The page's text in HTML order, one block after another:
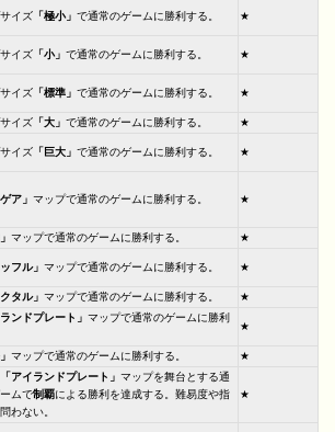
イズ 「極小」 で通常のゲームに勝利する。 ★
イズ 「小」 で通常のゲームに勝利する。 ★
イズ 「標準」 で通常のゲームに勝利する。 ★
イズ 「大」 で通常のゲームに勝利する。 ★
イズ 「巨大」 で通常のゲームに勝利する。 ★
ア」 マップで通常のゲームに勝利する。 ★
マップで通常のゲームに勝利する。 ★
フル」 マップで通常のゲームに勝利する。 ★
タル」 マップで通常のゲームに勝利する。 ★
ランドプレート」 マップで通常のゲームに勝利
★
マップで通常のゲームに勝利する。 ★
「アイランドプレート」 マップを舞台とする通
ムで制覇による勝利を達成する。難易度や指
わない。
★